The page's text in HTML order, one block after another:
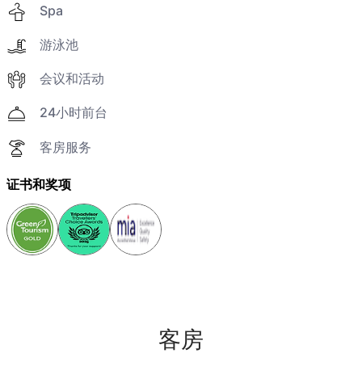
Spa
游泳池
会议和活动
24小时前台
客房服务
证书和奖项
客房